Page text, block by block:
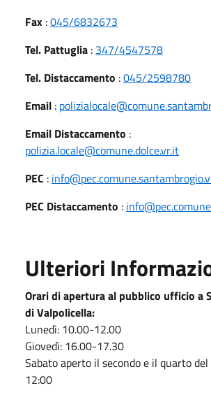
Fax :045/6832673
Tel. Pattuglia : 347/4547578
Tel. Distaccamento :045/2598780
Email :
Email Distaccamento :
polizia.locale@comune.dolce.vr.it
PEC :
PEC Distaccamento :
Ulteriori
Orari di apertura al pubblico ufficio a
di Valpolicella:
Lunedì: 10.00-12.00
Giovedì: 16.00-17.30
Sabato aperto il secondo e il quarto
12:00